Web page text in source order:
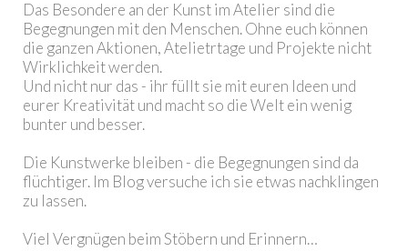
Das Besondere an der Kunst im Atelier sind die
Begegnungen mit den Menschen. Ohne euch können
die ganzen Aktionen, Atelietrtage und Projekte nicht
Wirklichkeit werden.
Und nicht nur das - ihr füllt sie mit euren Ideen und
eurer Kreativität und macht so die Welt ein wenig
bunter und besser.
Die Kunstwerke bleiben - die Begegnungen sind da
flüchtiger. Im Blog versuche ich sie etwas nachklingen
zu lassen.
Viel Vergnügen beim Stöbern und Erinnern…